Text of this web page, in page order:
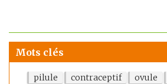
Mots clés
pilule contraceptif ovule